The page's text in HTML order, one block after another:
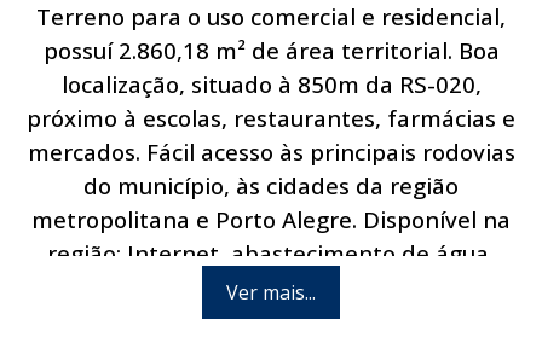
Terreno para o uso comercial e residencial,
possuí 2.860,18 m² de área territorial. Boa
localização, situado à 850m da RS-020,
próximo à escolas, restaurantes, farmácias e
mercados. Fácil acesso às principais rodovias
do município, às cidades da região
metropolitana e Porto Alegre. Disponível na
região: Internet, abastecimento de água,
energia elétrica e linha de ônibus. Agende
hoje mesmo uma visita com um de nossos
Ver mais...